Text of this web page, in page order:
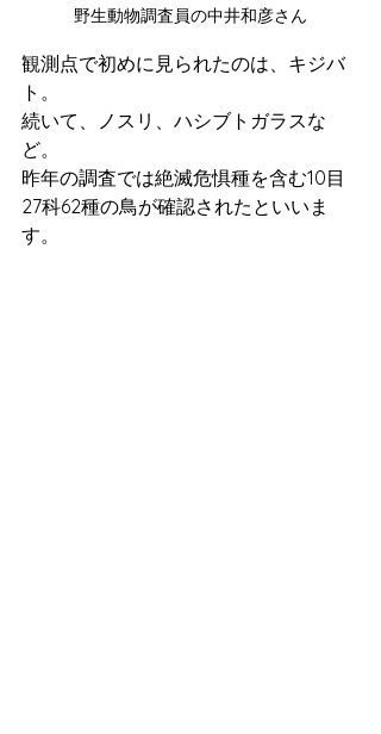
野生動物調査員の中井和彦さん
観測点で初めに見られたのは、キジバ
ト。
続いて、ノスリ、ハシブトガラスな
ど。
昨年の調査では絶滅危惧種を含む10目
27科62種の鳥が確認されたといいま
す。